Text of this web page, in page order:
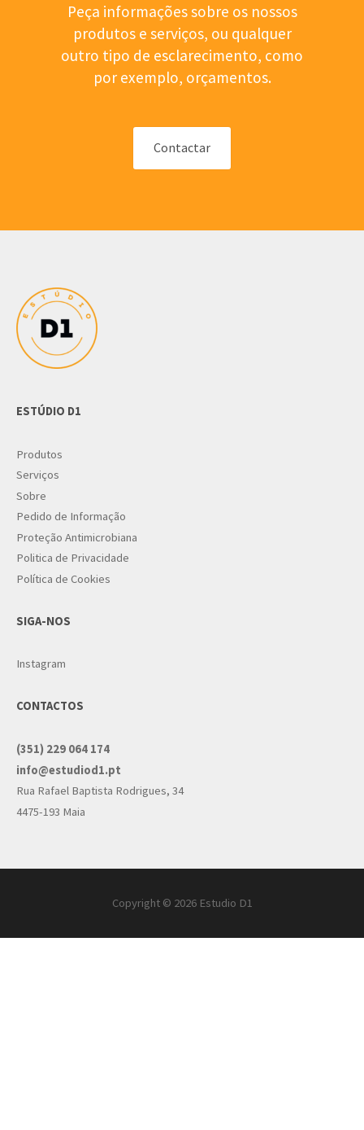
Peça informações sobre os nossos
produtos e serviços, ou qualquer
outro tipo de esclarecimento, como
por exemplo, orçamentos.
Contactar
ESTÚDIO D1
Produtos
Serviços
Sobre
Pedido de Informação
Proteção Antimicrobiana
Politica de Privacidade
Política de Cookies
SIGA-NOS
Instagram
CONTACTOS
(351) 229 064 174
info@estudiod1.pt
Rua Rafael Baptista Rodrigues, 34
4475-193 Maia
Copyright © 2026 Estudio D1